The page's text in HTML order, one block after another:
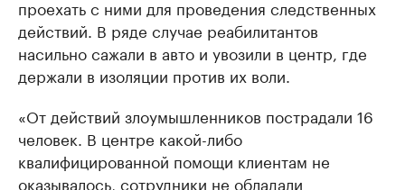
проехать с ними для проведения следственных
действий. В ряде случае реабилитантов
насильно сажали в авто и увозили в центр, где
держали в изоляции против их воли.
«От действий злоумышленников пострадали 16
человек. В центре какой-либо
квалифицированной помощи клиентам не
оказывалось, сотрудники не обладали